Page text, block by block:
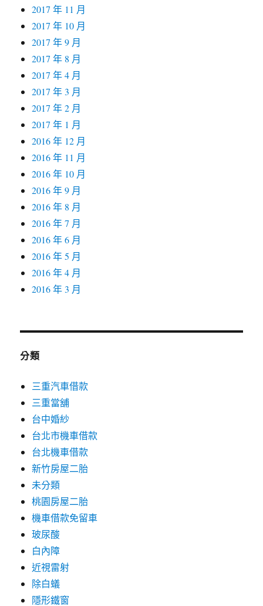
2017 年 11 月
2017 年 10 月
2017 年 9 月
2017 年 8 月
2017 年 4 月
2017 年 3 月
2017 年 2 月
2017 年 1 月
2016 年 12 月
2016 年 11 月
2016 年 10 月
2016 年 9 月
2016 年 8 月
2016 年 7 月
2016 年 6 月
2016 年 5 月
2016 年 4 月
2016 年 3 月
分類
三重汽車借款
三重當舖
台中婚紗
台北市機車借款
台北機車借款
新竹房屋二胎
未分類
桃園房屋二胎
機車借款免留車
玻尿酸
白內障
近視雷射
除白蟻
隱形鐵窗